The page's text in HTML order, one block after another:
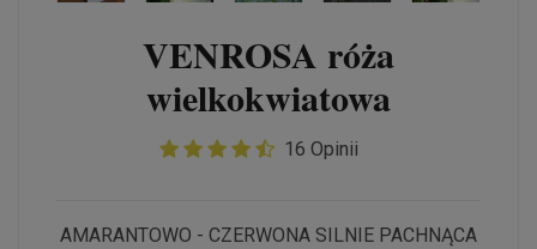
VENROSA róża
wielkokwiatowa
16 Opinii
AMARANTOWO - CZERWONA SILNIE PACHNĄCA